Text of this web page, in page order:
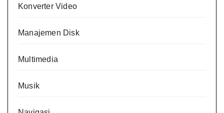
Konverter Video
Manajemen Disk
Multimedia
Musik